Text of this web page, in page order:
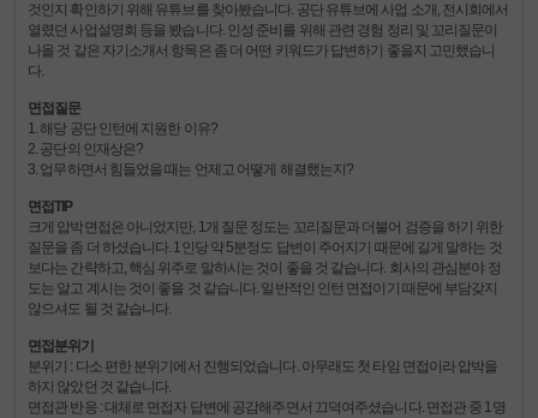
것인지 확인하기 위해 유튜브를 찾아봤습니다. 공단 유튜브에 사업 소개, 전시회에서
열렸던 사업설명회 등을 봤습니다. 인성 준비를 위해 관련 경험 정리 및 꼬리질문이
나올 것 같은 자기소개서 항목은 좀 더 어떤 키워드가 답변하기 좋을지 고민했습니
다.
면접질문
1. 해당 공단 인턴에 지원한 이유?
2. 공단의 인재상은?
3. 업무하면서 힘들었을 때는 언제고 어떻게 해결했는지?
면접TIP
크게 압박면접은 아니었지만, 1개 질문 정도는 꼬리질문과 더불어 검증을 하기 위한
질문을 좀 더 하셨습니다. 1인당 약 5분정도 답변이 주어지기 때문에 길게 말하는 것
보다는 간략하고, 핵심 위주로 말하시는 것이 좋을 것 같습니다. 회사의 관심분야 정
도는 알고 계시는 것이 좋을 것 같습니다. 일반적인 인턴 면접이기 때문에 부담갖지
않으셔도 될 것 같습니다.
면접분위기
분위기 : 다소 편한 분위기에서 진행되었습니다. 아무래도 첫 타임 면접이라 압박을
하지 않았던 것 같습니다.
면접관 반응 : 대체로 면접자 답변에 공감해주면서 끄덕여주셨습니다. 면접관 중 1명